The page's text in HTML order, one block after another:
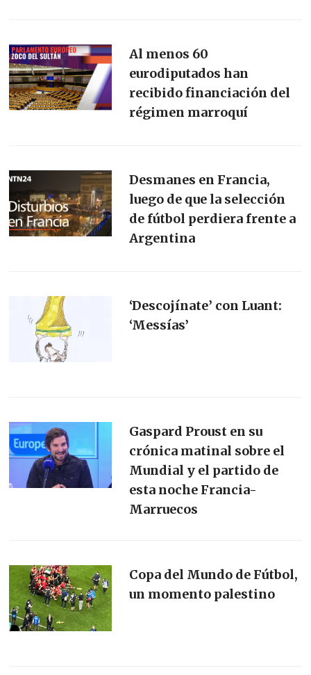
Al menos 60
eurodiputados han
recibido financiación del
régimen marroquí
Desmanes en Francia,
luego de que la selección
de fútbol perdiera frente a
Argentina
‘Descojínate’ con Luant:
‘Messías’
Gaspard Proust en su
crónica matinal sobre el
Mundial y el partido de
esta noche Francia-
Marruecos
Copa del Mundo de Fútbol,
un momento palestino